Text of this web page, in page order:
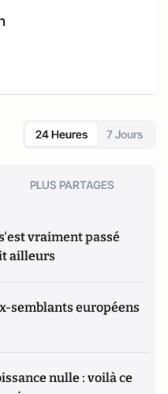
24 Heures 7 Jours
PLUS PARTAGES
vraiment passé
ailleurs
semblants européens
nulle : voilà ce